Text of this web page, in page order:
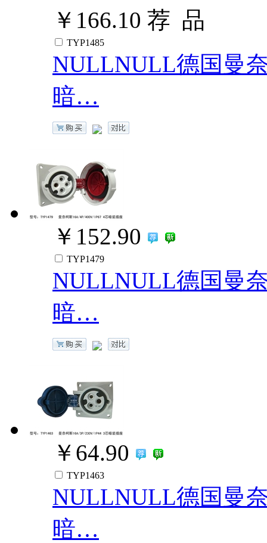
￥166.10
TYP1485
NULLNULL德国曼
暗…
￥152.90
TYP1479
NULLNULL德国曼
暗…
￥64.90
TYP1463
NULLNULL德国曼
暗…